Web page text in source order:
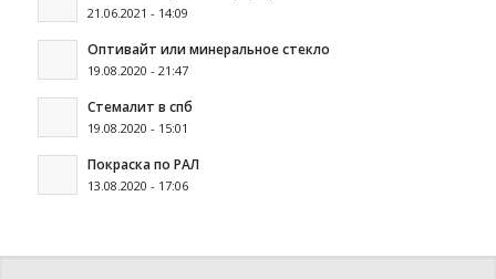
21.06.2021 - 14:09
Оптивайт или минеральное стекло
19.08.2020 - 21:47
Стемалит в спб
19.08.2020 - 15:01
Покраска по РАЛ
13.08.2020 - 17:06